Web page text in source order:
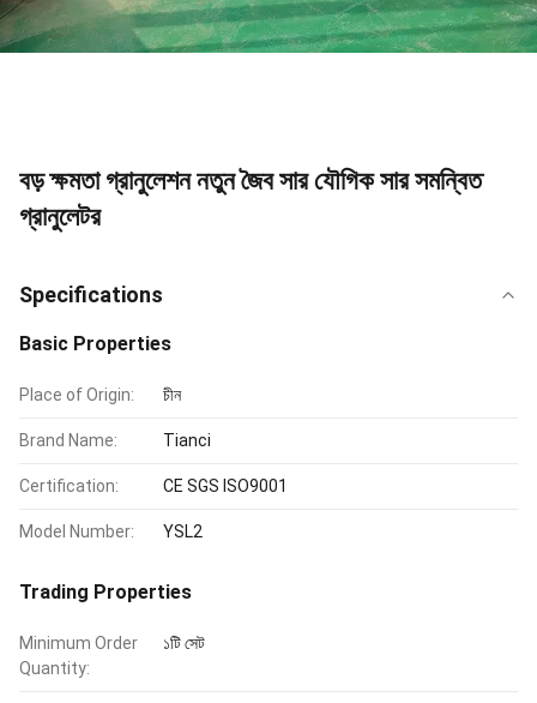
বড় ক্ষমতা গ্রানুলেশন নতুন জৈব সার যৌগিক সার সমন্বিত
গ্রানুলেটর
Specifications
Basic Properties
Place of Origin: চীন
Brand Name: Tianci
Certification: CE SGS ISO9001
Model Number: YSL2
Trading Properties
Minimum Order
Quantity:
১টি সেট